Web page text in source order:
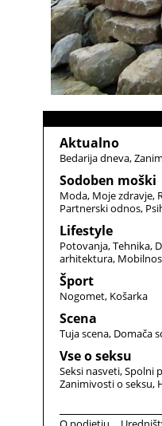
Aktualno
Bedarija dneva
Sodoben moški
Moda Moje zdravje
Partnerski odnos
Lifestyle
Potovanja Tehnika
arhitektura
Šport
Nogomet Košarka
Scena
Tuja scena Domača
Vse o seksu
Seksi nasveti Spolni
Zanimivosti o seksu